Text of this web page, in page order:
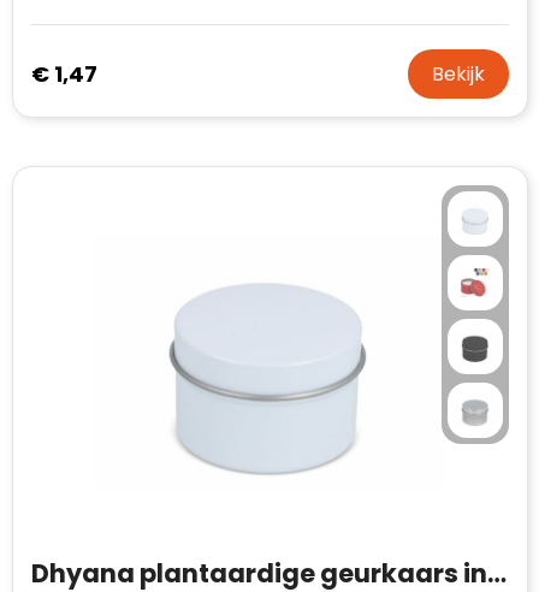
€ 1,47 Bekijk
Dhyana plantaardige geurkaars in gerecycled blik